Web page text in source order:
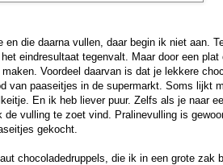
die daarna vullen, daar begin ik niet aan.
eindresultaat tegenvalt. Maar door een
Voordeel daarvan is dat je lekkere
van paaseitjes in de supermarkt. Soms lijkt
En ik heb liever puur. Zelfs als je naar
vulling te zoet vind. Pralinevulling is
gekocht.
chocoladedruppels, die ik in een grote zak